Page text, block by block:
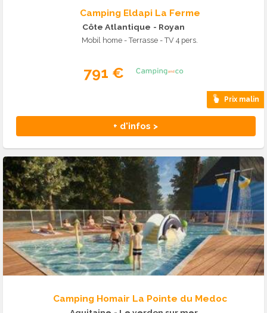
Camping Eldapi La Ferme
Côte Atlantique - Royan
Mobil home - Terrasse - TV 4 pers.
791 €
Prix malin
+ d'infos >
Camping Homair La Pointe du Medoc